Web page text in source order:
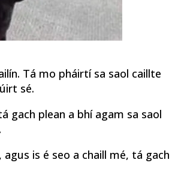
Tá mo pháirtí sa saol caillte
sé.
gach plean a bhí agam sa saol
is é seo a chaill mé, tá gach